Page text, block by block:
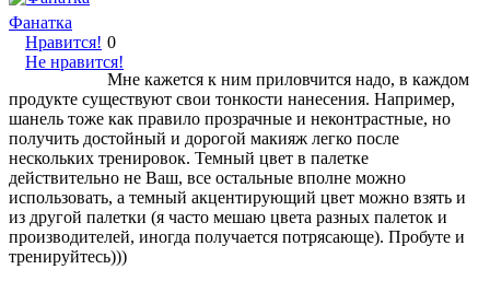
Фанатка
Нравится!
Не нравится!
0
Мне кажется к ним приловчится надо, в каждом
продукте существуют свои тонкости нанесения. Например,
шанель тоже как правило прозрачные и неконтрастные, но
получить достойный и дорогой макияж легко после
нескольких тренировок. Темный цвет в палетке
действительно не Ваш, все остальные вполне можно
использовать, а темный акцентирующий цвет можно взять и
из другой палетки (я часто мешаю цвета разных палеток и
производителей, иногда получается потрясающе). Пробуте и
тренируйтесь)))